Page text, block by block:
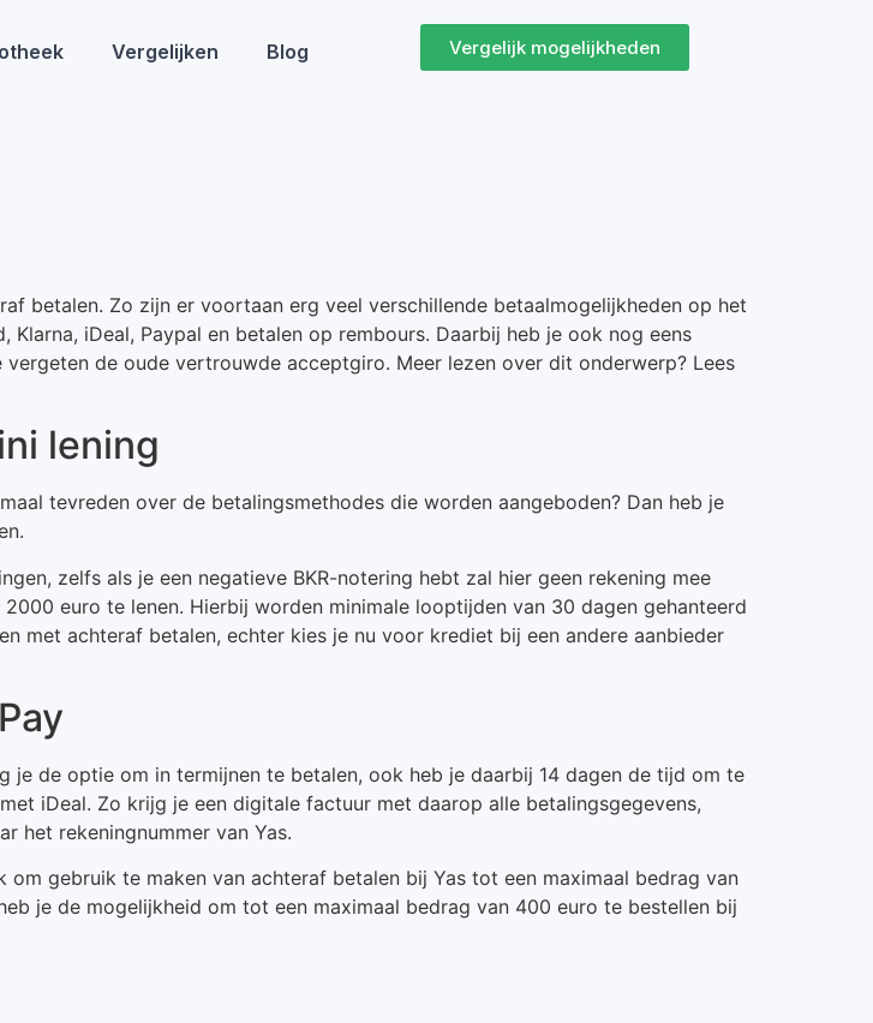
Vergelijken Blog Vergelijk mogelijkheden
betalen. Zo zijn er voortaan erg veel verschillende betaalmogelijkheden op het
iDeal, Paypal en betalen op rembours. Daarbij heb je ook nog eens
de oude vertrouwde acceptgiro. Meer lezen over dit onderwerp? Lees
lening
tevreden over de betalingsmethodes die worden aangeboden? Dan heb je
zelfs als je een negatieve BKR-notering hebt zal hier geen rekening mee
euro te lenen. Hierbij worden minimale looptijden van 30 dagen gehanteerd
met achteraf betalen, echter kies je nu voor krediet bij een andere aanbieder
de optie om in termijnen te betalen, ook heb je daarbij 14 dagen de tijd om te
iDeal. Zo krijg je een digitale factuur met daarop alle betalingsgegevens,
het rekeningnummer van Yas.
gebruik te maken van achteraf betalen bij Yas tot een maximaal bedrag van
je de mogelijkheid om tot een maximaal bedrag van 400 euro te bestellen bij